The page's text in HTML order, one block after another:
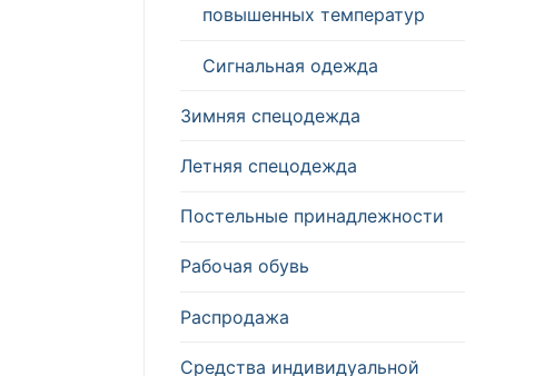
повышенных температур
Сигнальная одежда
Зимняя спецодежда
Летняя спецодежда
Постельные принадлежности
Рабочая обувь
Распродажа
Средства индивидуальной